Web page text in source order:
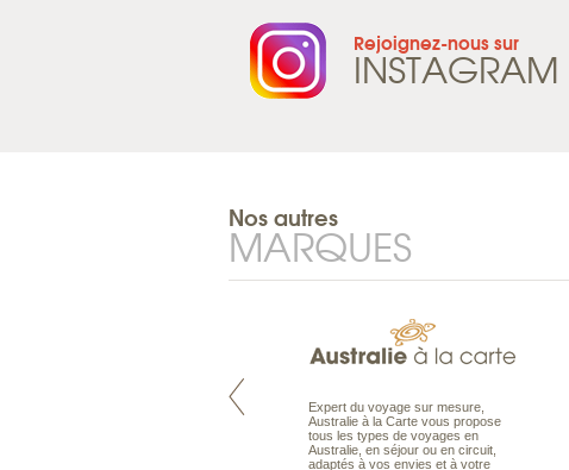
Rejoignez-nous sur
INSTAGRAM
Nos autres
MARQUES
Pacifique à la carte est le spécialiste
Expert du voyage sur mesure,
Australie à la Carte vous propose
tous les types de voyages en
Australie, en séjour ou en circuit,
adaptés à vos envies et à votre